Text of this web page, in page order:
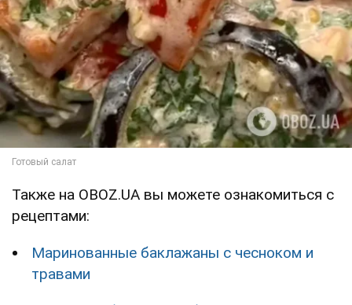
Также на OBOZ.UA вы можете ознакомиться с
рецептами:
Маринованные баклажаны с чесноком и
травами